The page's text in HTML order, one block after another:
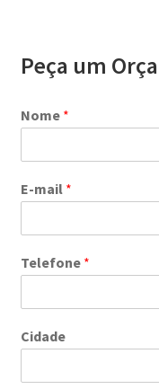
Peça um
Nome *
E-mail *
Telefone *
Cidade